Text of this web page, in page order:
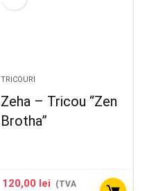
TRICOURI
Zeha – Tricou “Zen
Brotha”
120,00 lei
(TVA